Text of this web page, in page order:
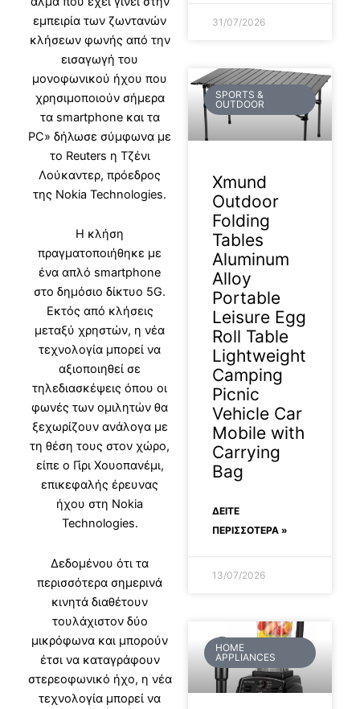
εμπειρία των ζωντανών
κλήσεων φωνής από την
εισαγωγή του
μονοφωνικού ήχου που
χρησιμοποιούν σήμερα
τα smartphone και τα
PC» δήλωσε σύμφωνα με
το Reuters η Τζένι
Λούκαντερ, πρόεδρος
της Nokia Technologies.
H κλήση
πραγματοποιήθηκε με
ένα απλό smartphone
στο δημόσιο δίκτυο 5G.
Εκτός από κλήσεις
μεταξύ χρηστών, η νέα
τεχνολογία μπορεί να
αξιοποιηθεί σε
τηλεδιασκέψεις όπου οι
φωνές των ομιλητών θα
ξεχωρίζουν ανάλογα με
τη θέση τους στον χώρο,
είπε ο Γίρι Χουοπανέμι,
επικεφαλής έρευνας
ήχου στη Nokia
Technologies.
Δεδομένου ότι τα
περισσότερα σημερινά
κινητά διαθέτουν
τουλάχιστον δύο
μικρόφωνα και μπορούν
έτσι να καταγράφουν
στερεοφωνικό ήχο, η νέα
τεχνολογία μπορεί να
31/07/2026
SPORTS &
OUTDOOR
Xmund
Outdoor
Folding
Tables
Aluminum
Alloy
Portable
Leisure Egg
Roll Table
Lightweight
Camping
Picnic
Vehicle Car
Mobile with
Carrying
Bag
ΔΕΊΤΕ
ΠΕΡΙΣΣΟΤΕΡΑ »
13/07/2026
HOME
APPLIANCES